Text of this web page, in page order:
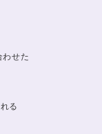
わせた
る